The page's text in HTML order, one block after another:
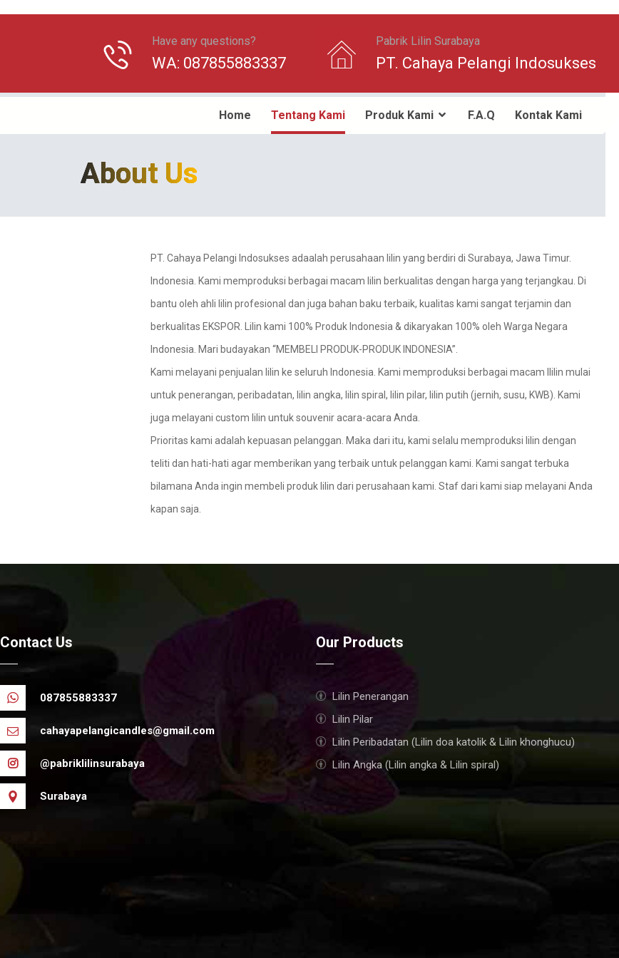
Pabrik Lilin Surabaya
PT. Cahaya Pelangi Indosukses
Have any questions?
WA: 087855883337
Home Tentang Kami Produk Kami F.A.Q Kontak Kami
About Us
PT. Cahaya Pelangi Indosukses adaalah perusahaan lilin yang berdiri di Surabaya, Jawa Timur.
Indonesia. Kami memproduksi berbagai macam lilin berkualitas dengan harga yang terjangkau. Di
bantu oleh ahli lilin profesional dan juga bahan baku terbaik, kualitas kami sangat terjamin dan
berkualitas EKSPOR. Lilin kami 100% Produk Indonesia & dikaryakan 100% oleh Warga Negara
Indonesia. Mari budayakan “MEMBELI PRODUK-PRODUK INDONESIA”.
Kami melayani penjualan lilin ke seluruh Indonesia. Kami memproduksi berbagai macam llilin mulai
untuk penerangan, peribadatan, lilin angka, lilin spiral, lilin pilar, lilin putih (jernih, susu, KWB). Kami
juga melayani custom lilin untuk souvenir acara-acara Anda.
Prioritas kami adalah kepuasan pelanggan. Maka dari itu, kami selalu memproduksi lilin dengan
teliti dan hati-hati agar memberikan yang terbaik untuk pelanggan kami. Kami sangat terbuka
bilamana Anda ingin membeli produk lilin dari perusahaan kami. Staf dari kami siap melayani Anda
kapan saja.
Contact Us
087855883337
cahayapelangicandles@gmail.com
@pabriklilinsurabaya
Surabaya
Our Products
Lilin Penerangan
Lilin Pilar
Lilin Peribadatan (Lilin doa katolik & Lilin khonghucu)
Lilin Angka (Lilin angka & Lilin spiral)